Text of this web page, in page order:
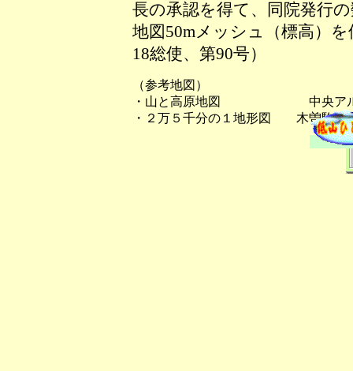
長の承認を得て、同院発行
地図50mメッシュ（標高）
18総使、第90号）
（参考地図）
・山と高原地図 中央アルプ
・２万５千分の１地形図 木曽駒ヶ